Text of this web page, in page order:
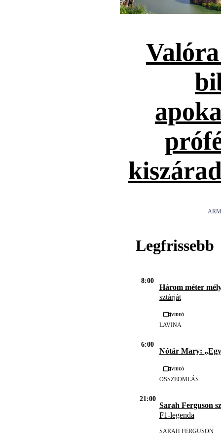
Legfrissebb
8:00
Három méter
sztárját
Videó
LAVINA
6:00
Nótár Mary: „Egy
Videó
ÖSSZEOMLÁS
21:00
Sarah Ferguson
F1-legenda
SARAH FERGUSON